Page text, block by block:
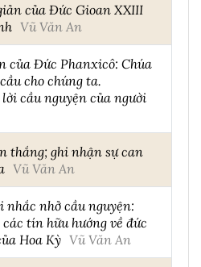
của Đức Gioan XXIII
Vũ Văn An
của Đức Phanxicô: Chúa
cho chúng ta.
cầu nguyện của người
thắng; ghi nhận sự can
Vũ Văn An
nhắc nhở cầu nguyện:
tín hữu hướng về đức
Hoa Kỳ Vũ Văn An